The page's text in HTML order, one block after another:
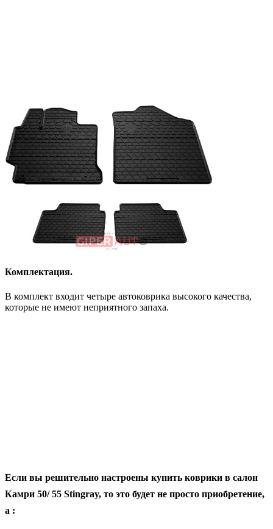
Комплектация.
В комплект входит четыре автоковрика высокого качества,
которые не имеют неприятного запаха.
Если вы решительно настроены купить коврики в салон
Камри 50/ 55 Stingray, то это будет не просто приобретение,
а :